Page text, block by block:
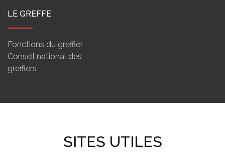
LE GREFFE
Fonctions du greffier
Conseil national des
greffiers
SITES UTILES